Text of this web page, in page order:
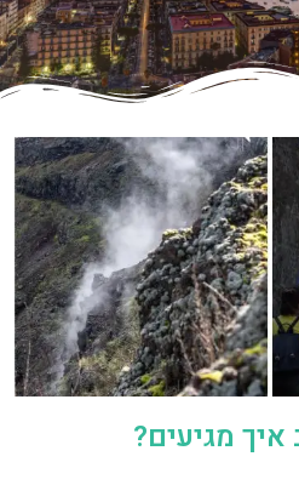
איך מגיעים?